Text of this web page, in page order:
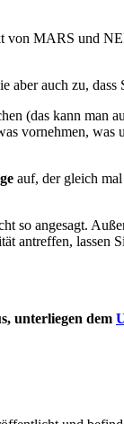
von MARS und
auch zu,
(das kann man
vornehmen, was
auf, der gleich
so angesagt.
antreffen,
unterliegen dem